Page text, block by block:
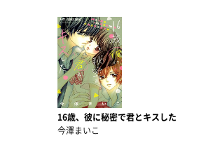
16歳、彼に秘密で君とキスした
今澤まいこ